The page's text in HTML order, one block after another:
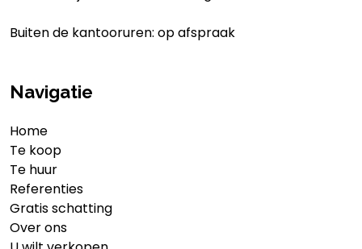
Buiten de kantooruren: op afspraak
Navigatie
Home
Te koop
Te huur
Referenties
Gratis schatting
Over ons